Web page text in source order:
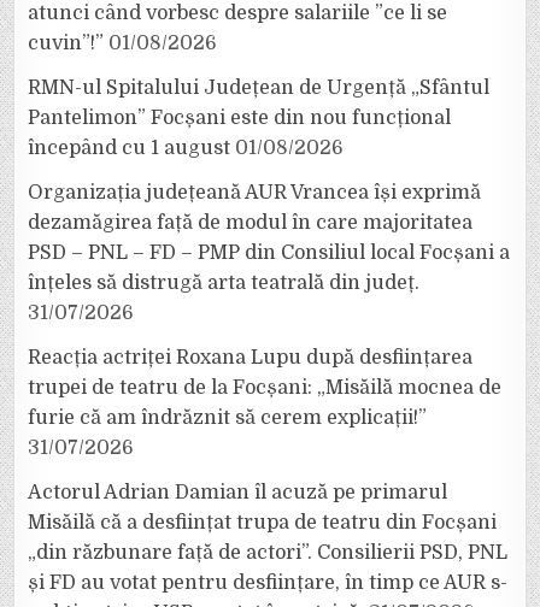
atunci când vorbesc despre salariile ”ce li se
cuvin”!” 01/08/2026
RMN-ul Spitalului Județean de Urgență „Sfântul
Pantelimon” Focșani este din nou funcțional
începând cu 1 august 01/08/2026
Organizația județeană AUR Vrancea își exprimă
dezamăgirea față de modul în care majoritatea
PSD – PNL – FD – PMP din Consiliul local Focșani a
înțeles să distrugă arta teatrală din județ.
31/07/2026
Reacția actriței Roxana Lupu după desființarea
trupei de teatru de la Focșani: „Misăilă mocnea de
furie că am îndrăznit să cerem explicații!”
31/07/2026
Actorul Adrian Damian îl acuză pe primarul
Misăilă că a desființat trupa de teatru din Focșani
„din răzbunare față de actori”. Consilierii PSD, PNL
și FD au votat pentru desființare, în timp ce AUR s-